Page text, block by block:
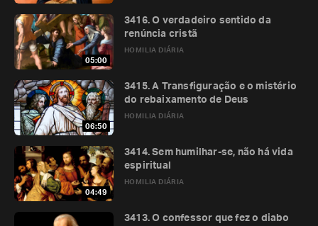
05:00
HOMILIA DIÁRIA
3416. O verdadeiro sentido da
renúncia cristã
06:50
HOMILIA DIÁRIA
3415. A Transfiguração e o mistério
do rebaixamento de Deus
04:49
HOMILIA DIÁRIA
3414. Sem humilhar-se, não há vida
espiritual
3413. O confessor que fez o diabo